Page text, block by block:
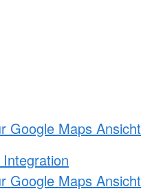
Google Maps Ansicht
Google Maps Ansicht